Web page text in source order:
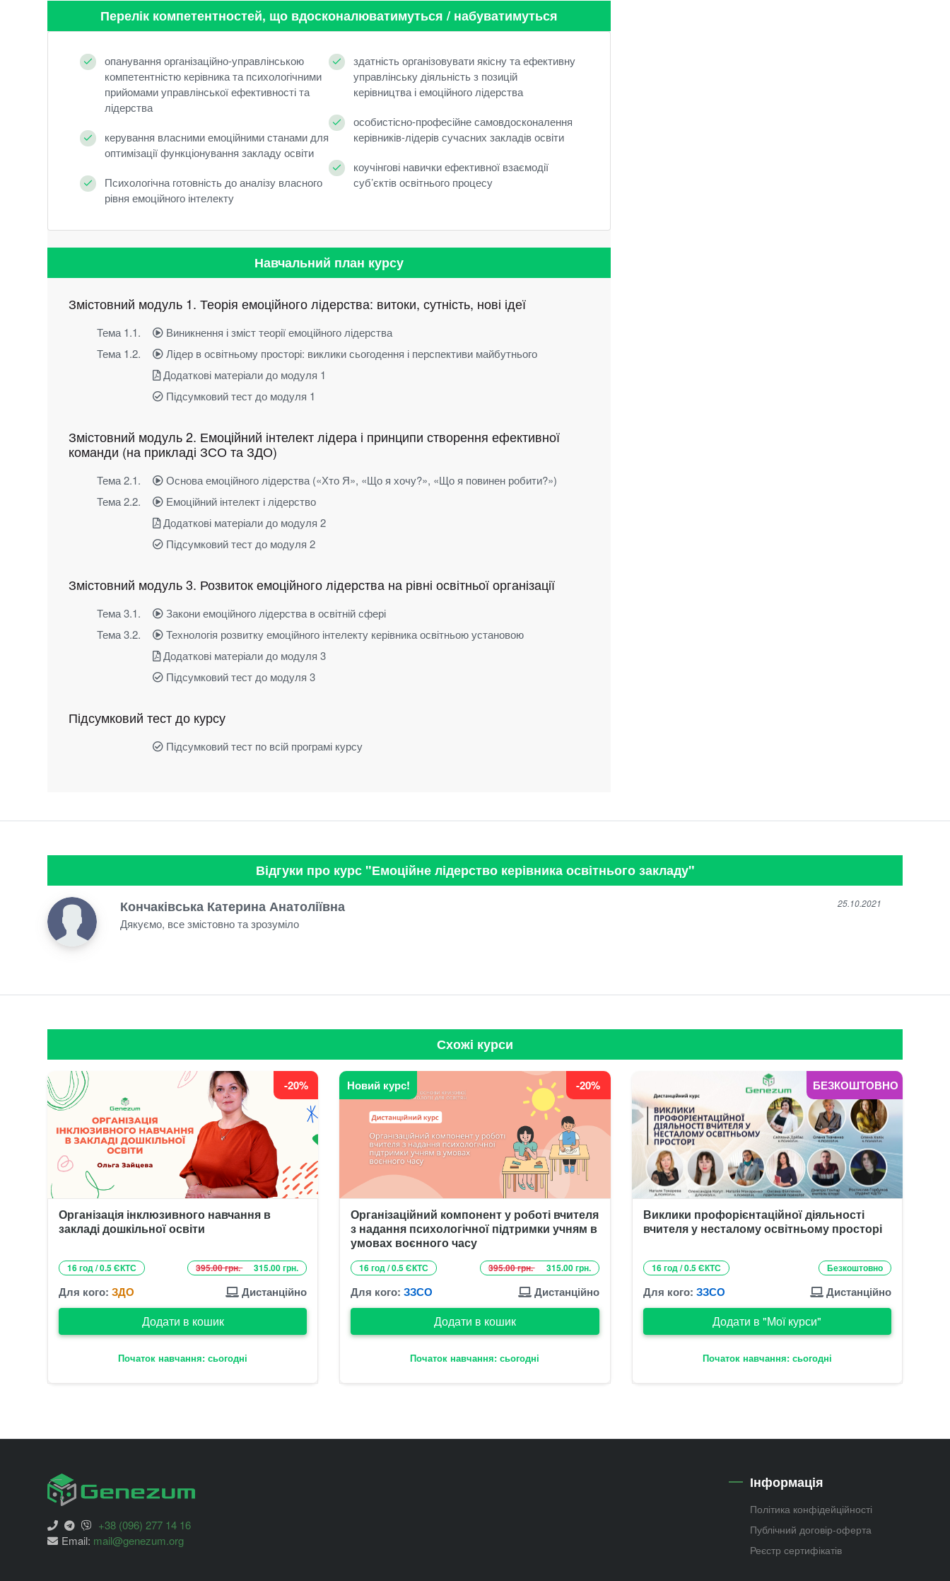
Перелік компетентностей, що вдосконалюватимуться / набуватимуться
опанування організаційно-управлінською
компетентністю керівника та психологічними
прийомами управлінської ефективності та
лідерства
керування власними емоційними станами для
оптимізації функціонування закладу освіти
Психологічна готовність до аналізу власного
рівня емоційного інтелекту
здатність організовувати якісну та ефективну
управлінську діяльність з позицій
керівництва і емоційного лідерства
особистісно-професійне самовдосконалення
керівників-лідерів сучасних закладів освіти
коучінгові навички ефективної взаємодії
суб’єктів освітнього процесу
Навчальний план курсу
Змістовний модуль 1. Теорія емоційного лідерства: витоки, сутність, нові ідеї
Тема 1.1.
Виникнення і зміст теорії емоційного лідерства
Тема 1.2.
Лідер в освітньому просторі: виклики сьогодення і перспективи майбутнього
Додаткові матеріали до модуля 1
Підсумковий тест до модуля 1
Змістовний модуль 2. Емоційний інтелект лідера і принципи створення ефективної
команди (на прикладі ЗСО та ЗДО)
Тема 2.1.
Основа емоційного лідерства («Хто Я», «Що я хочу?», «Що я повинен робити?»)
Тема 2.2.
Емоційний інтелект і лідерство
Додаткові матеріали до модуля 2
Підсумковий тест до модуля 2
Змістовний модуль 3. Розвиток емоційного лідерства на рівні освітньої організації
Тема 3.1.
Закони емоційного лідерства в освітній сфері
Тема 3.2.
Технологія розвитку емоційного інтелекту керівника освітньою установою
Додаткові матеріали до модуля 3
Підсумковий тест до модуля 3
Підсумковий тест до курсу
Підсумковий тест по всій програмі курсу
Відгуки про курс "Емоційне лідерство керівника освітнього закладу"
Кончаківська Катерина Анатоліївна
25.10.2021
Дякуємо, все змістовно та зрозуміло
Схожі курси
-20%
Організація інклюзивного навчання в
закладі дошкільної освіти
16 год / 0.5 ЄКТС 395.00 грн. 315.00 грн.
Для кого: ЗДО Дистанційно
Додати в кошик
Початок навчання: сьогодні
Новий курс! -20%
Організаційний компонент у роботі вчителя
з надання психологічної підтримки учням в
умовах воєнного часу
16 год / 0.5 ЄКТС 395.00 грн. 315.00 грн.
Для кого:ЗЗСО Дистанційно
Додати в кошик
Початок навчання: сьогодні
БЕЗКОШТОВНО
Виклики профорієнтаційної діяльності
вчителя у несталому освітньому просторі
16 год / 0.5 ЄКТС Безкоштовно
Для кого: ЗЗСО Дистанційно
Додати в "Мої курси"
Початок навчання: сьогодні
+38 (096) 277 14 16
Email: mail@genezum.org
Інформація
Політика конфідейційності
Публічний договір-оферта
Реєстр сертифікатів